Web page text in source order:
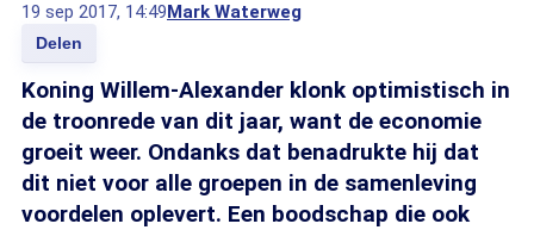
19 sep 2017, 14:49Mark Waterweg
Delen
Koning Willem-Alexander klonk optimistisch in
de troonrede van dit jaar, want de economie
groeit weer. Ondanks dat benadrukte hij dat
dit niet voor alle groepen in de samenleving
voordelen oplevert. Een boodschap die ook